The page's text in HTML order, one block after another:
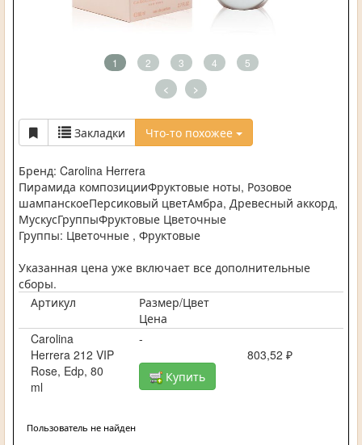
1 2 3 4 5
< >
Закладки Что-то похожее
Бренд: Carolina Herrera
Пирамида композицииФруктовые ноты, Розовое
шампанскоеПерсиковый цветАмбра, Древесный аккорд,
МускусГруппыФруктовые Цветочные
Группы: Цветочные , Фруктовые
Указанная цена уже включает все дополнительные
сборы.
Артикул
Размер/Цвет
Цена
Carolina
Herrera 212 VIP
Rose, Edp, 80
ml
-
803,52 ₽
Купить
Пользователь не найден